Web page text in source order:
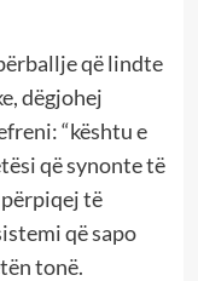
që lindte
dëgjohej
“kështu e
që synonte të
të
që sapo
tonë.